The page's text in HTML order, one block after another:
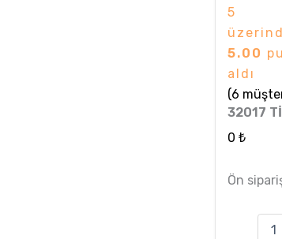
5
5.00
aldı
(6
32017
0₺
Ön